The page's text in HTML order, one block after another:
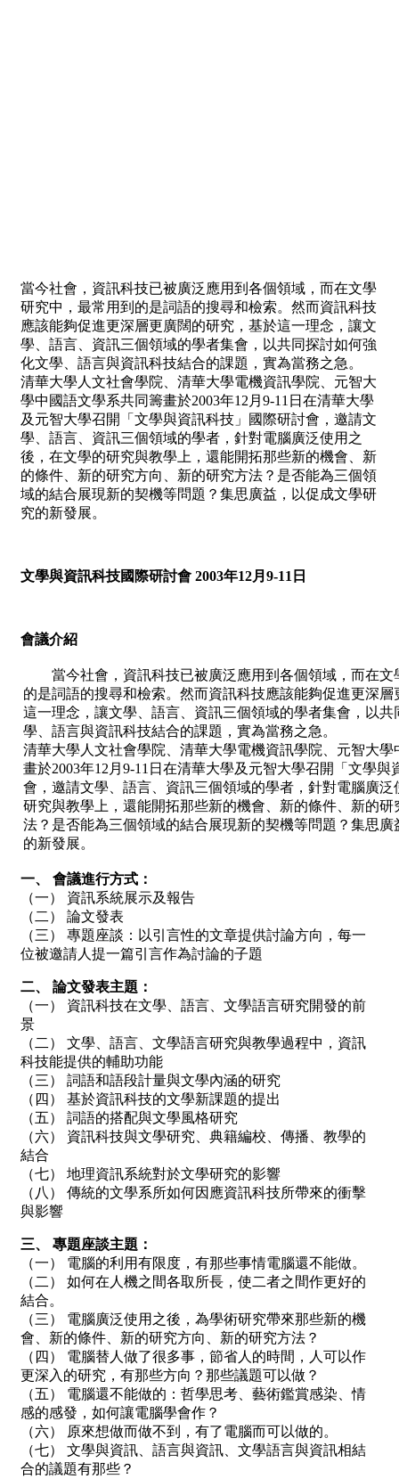
當今社會，資訊科技已被廣泛應用到各個領域，而在文學
研究中，最常用到的是詞語的搜尋和檢索。然而資訊科技
應該能夠促進更深層更廣闊的研究，基於這一理念，讓文
學、語言、資訊三個領域的學者集會，以共同探討如何強
化文學、語言與資訊科技結合的課題，實為當務之急。
清華大學人文社會學院、清華大學電機資訊學院、元智大
學中國語文學系共同籌畫於2003年12月9-11日在清華大學
及元智大學召開「文學與資訊科技」國際研討會，邀請文
學、語言、資訊三個領域的學者，針對電腦廣泛使用之
後，在文學的研究與教學上，還能開拓那些新的機會、新
的條件、新的研究方向、新的研究方法？是否能為三個領
域的結合展現新的契機等問題？集思廣益，以促成文學研
究的新發展。
文學與資訊科技國際研討會 2003年12月9-11日
會議介紹
當今社會，資訊科技已被廣泛應用到各個領域，而在文
的是詞語的搜尋和檢索。然而資訊科技應該能夠促進更深
這一理念，讓文學、語言、資訊三個領域的學者集會，以共
學、語言與資訊科技結合的課題，實為當務之急。
清華大學人文社會學院、清華大學電機資訊學院、元智大學
畫於2003年12月9-11日在清華大學及元智大學召開「文學與
會，邀請文學、語言、資訊三個領域的學者，針對電腦廣泛
研究與教學上，還能開拓那些新的機會、新的條件、新的研
法？是否能為三個領域的結合展現新的契機等問題？集思廣
的新發展。
一、 會議進行方式：
（一） 資訊系統展示及報告
（二） 論文發表
（三） 專題座談：以引言性的文章提供討論方向，每一
位被邀請人提一篇引言作為討論的子題
二、 論文發表主題：
（一） 資訊科技在文學、語言、文學語言研究開發的前
景
（二） 文學、語言、文學語言研究與教學過程中，資訊
科技能提供的輔助功能
（三） 詞語和語段計量與文學內涵的研究
（四） 基於資訊科技的文學新課題的提出
（五） 詞語的搭配與文學風格研究
（六） 資訊科技與文學研究、典籍編校、傳播、教學的
結合
（七） 地理資訊系統對於文學研究的影響
（八） 傳統的文學系所如何因應資訊科技所帶來的衝擊
與影響
三、 專題座談主題：
（一） 電腦的利用有限度，有那些事情電腦還不能做。
（二） 如何在人機之間各取所長，使二者之間作更好的
結合。
（三） 電腦廣泛使用之後，為學術研究帶來那些新的機
會、新的條件、新的研究方向、新的研究方法？
（四） 電腦替人做了很多事，節省人的時間，人可以作
更深入的研究，有那些方向？那些議題可以做？
（五） 電腦還不能做的：哲學思考、藝術鑑賞感染、情
感的感發，如何讓電腦學會作？
（六） 原來想做而做不到，有了電腦而可以做的。
（七） 文學與資訊、語言與資訊、文學語言與資訊相結
合的議題有那些？